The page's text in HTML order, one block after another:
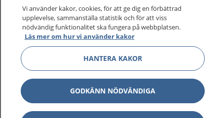
Vi använder kakor, cookies, för att ge dig en förbättrad
upplevelse, sammanställa statistik och för att viss
nödvändig funktionalitet ska fungera på webbplatsen.
Läs mer om hur vi använder kakor
HANTERA KAKOR
GODKÄNN NÖDVÄNDIGA